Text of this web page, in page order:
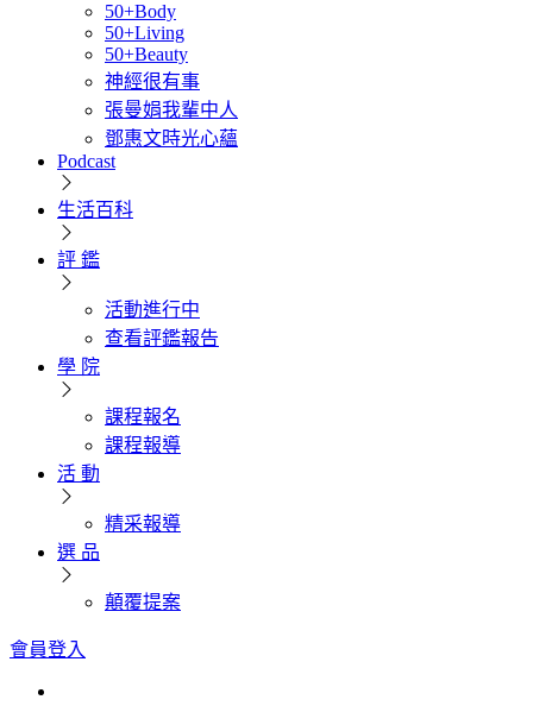
50+Body
50+Living
50+Beauty
神經很有事
張曼娟我輩中人
鄧惠文時光心蘊
Podcast
生活百科
評 鑑
活動進行中
查看評鑑報告
學 院
課程報名
課程報導
活 動
精采報導
選 品
顛覆提案
會員登入